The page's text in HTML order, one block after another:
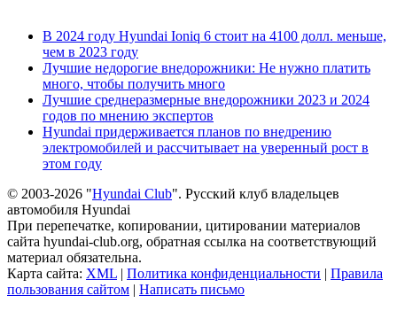
В 2024 году Hyundai Ioniq 6 стоит на 4100 долл. меньше,
чем в 2023 году
Лучшие недорогие внедорожники: Не нужно платить
много, чтобы получить много
Лучшие среднеразмерные внедорожники 2023 и 2024
годов по мнению экспертов
Hyundai придерживается планов по внедрению
электромобилей и рассчитывает на уверенный рост в
этом году
© 2003-2026 "Hyundai Club". Русский клуб владельцев
автомобиля Hyundai
При перепечатке, копировании, цитировании материалов
сайта hyundai-club.org, обратная ссылка на соответствующий
материал обязательна.
Карта сайта: XML | Политика конфиденциальности | Правила
пользования сайтом | Написать письмо